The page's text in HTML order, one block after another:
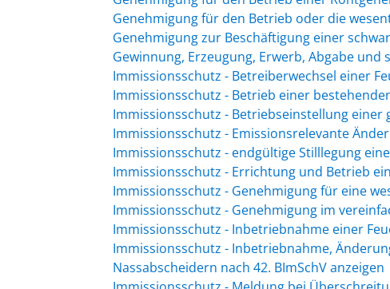
Genehmigung für den Betrieb oder die
Genehmigung zur Beschäftigung einer
Gewinnung, Erzeugung, Erwerb, Abgabe
Immissionsschutz - Betreiberwechsel einer
Immissionsschutz - Betrieb einer
Immissionsschutz - Betriebseinstellung einer
Immissionsschutz - Emissionsrelevante
Immissionsschutz - endgültige Stilllegung
Immissionsschutz - Errichtung und Betrieb
Immissionsschutz - Genehmigung für eine
Immissionsschutz - Genehmigung im
Immissionsschutz - Inbetriebnahme einer
Immissionsschutz - Inbetriebnahme,
Nassabscheidern nach 42. BImSchV anzeigen